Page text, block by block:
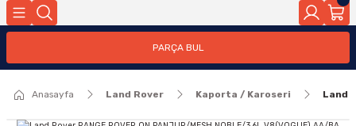
PARÇA BUL
Anasayfa Land Rover Kaporta / Karoseri Land